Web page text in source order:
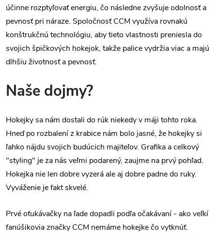
účinne rozptyľovať energiu, čo následne zvyšuje odolnosť a
pevnosť pri náraze. Spoločnosť CCM využíva rovnakú
konštrukčnú technológiu, aby tieto vlastnosti preniesla do
svojich špičkových hokejok, takže palice vydržia viac a majú
dlhšiu životnosť a pevnosť.
Naše dojmy?
Hokejky sa nám dostali do rúk niekedy v máji tohto roka.
Hneď po rozbalení z krabice nám bolo jasné, že hokejky si
ľahko nájdu svojich budúcich majiteľov. Grafika a celkový
"styling" je za nás veľmi podarený, zaujme na prvý pohľad.
Hokejka nie len dobre vyzerá ale aj dobre padne do ruky.
Vyváženie je fakt skvelé.
Prvé oťukávačky na ľade dopadli podľa očakávaní - ako veľkí
fanúšikovia značky CCM nemáme hokejke čo vytknúť.